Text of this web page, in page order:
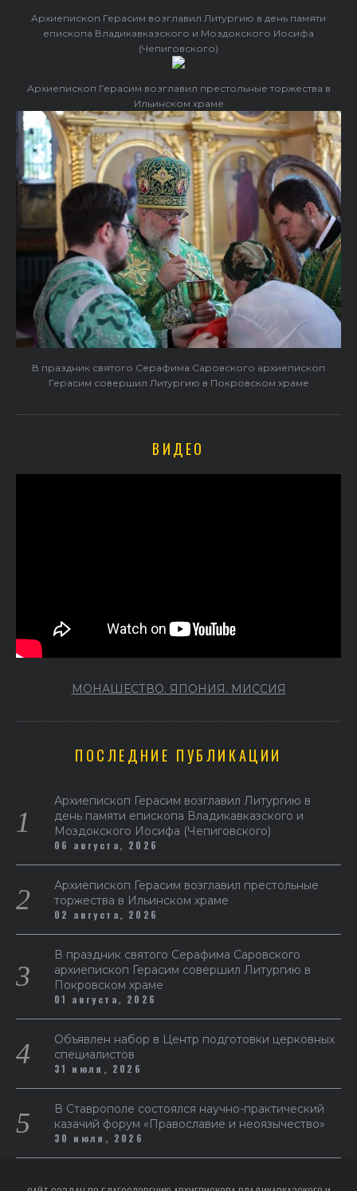
Архиепископ Герасим возглавил Литургию в день памяти
епископа Владикавказского и Моздокского Иосифа
(Чепиговского)
Архиепископ Герасим возглавил престольные торжества в
Ильинском храме
В праздник святого Серафима Саровского архиепископ
Герасим совершил Литургию в Покровском храме
ВИДЕО
МОНАШЕСТВО. ЯПОНИЯ. МИССИЯ
ПОСЛЕДНИЕ ПУБЛИКАЦИИ
Архиепископ Герасим возглавил Литургию в
день памяти епископа Владикавказского и
Моздокского Иосифа (Чепиговского)
06 августа, 2026
Архиепископ Герасим возглавил престольные
торжества в Ильинском храме
02 августа, 2026
В праздник святого Серафима Саровского
архиепископ Герасим совершил Литургию в
Покровском храме
01 августа, 2026
Объявлен набор в Центр подготовки церковных
специалистов
31 июля, 2026
В Ставрополе состоялся научно-практический
казачий форум «Православие и неоязычество»
30 июля, 2026